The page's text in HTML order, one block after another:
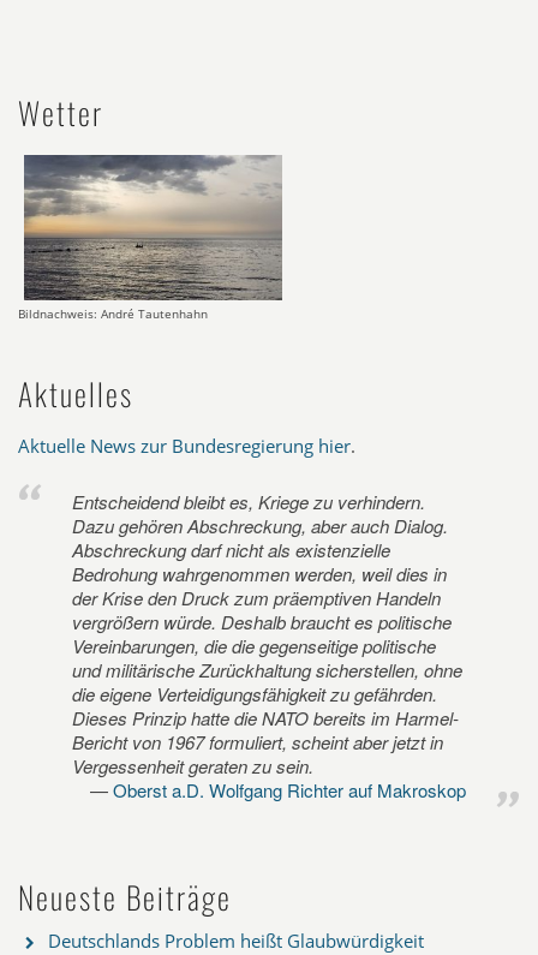
Wetter
Bildnachweis: André Tautenhahn
Aktuelles
Aktuelle News zur Bundesregierung hier.
Entscheidend bleibt es, Kriege zu verhindern.
Dazu gehören Abschreckung, aber auch Dialog.
Abschreckung darf nicht als existenzielle
Bedrohung wahrgenommen werden, weil dies in
der Krise den Druck zum präemptiven Handeln
vergrößern würde. Deshalb braucht es politische
Vereinbarungen, die die gegenseitige politische
und militärische Zurückhaltung sicherstellen, ohne
die eigene Verteidigungsfähigkeit zu gefährden.
Dieses Prinzip hatte die NATO bereits im Harmel-
Bericht von 1967 formuliert, scheint aber jetzt in
Vergessenheit geraten zu sein.
Oberst a.D. Wolfgang Richter auf Makroskop
Neueste Beiträge
Deutschlands Problem heißt Glaubwürdigkeit